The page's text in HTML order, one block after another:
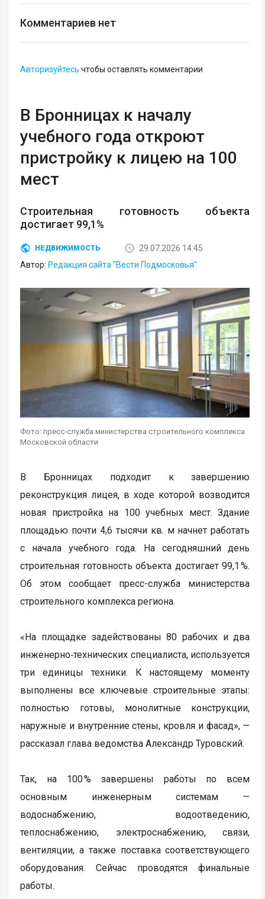
Комментариев нет
Авторизуйтесь чтобы оставлять комментарии
В Бронницах к началу
учебного года откроют
пристройку к лицею на 100
мест
Строительная готовность объекта
достигает 99,1%
НЕДВИЖИМОСТЬ
29.07.2026 14:45
Автор: Редакция сайта "Вести Подмосковья"
Фото: пресс-служба министерства строительного комплекса
Московской области
В Бронницах подходит к завершению
реконструкция лицея, в ходе которой возводится
новая пристройка на 100 учебных мест. Здание
площадью почти 4,6 тысячи кв. м начнет работать
с начала учебного года. На сегодняшний день
строительная готовность объекта достигает 99,1 %.
Об этом сообщает пресс-служба министерства
строительного комплекса региона.
«На площадке задействованы 80 рабочих и два
инженерно‑технических специалиста, используется
три единицы техники. К настоящему моменту
выполнены все ключевые строительные этапы:
полностью готовы, монолитные конструкции,
наружные и внутренние стены, кровля и фасад», —
рассказал глава ведомства Александр Туровский.
Так, на 100 % завершены работы по всем
основным инженерным системам —
водоснабжению, водоотведению,
теплоснабжению, электроснабжению, связи,
вентиляции, а также поставка соответствующего
оборудования. Сейчас проводятся финальные
работы.